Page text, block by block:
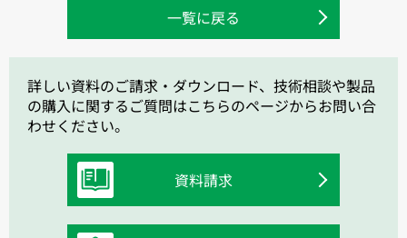
一覧に戻る
詳しい資料のご請求・ダウンロード、技術相談や製品
の購入に関するご質問はこちらのページからお問い合
わせください。
資料請求